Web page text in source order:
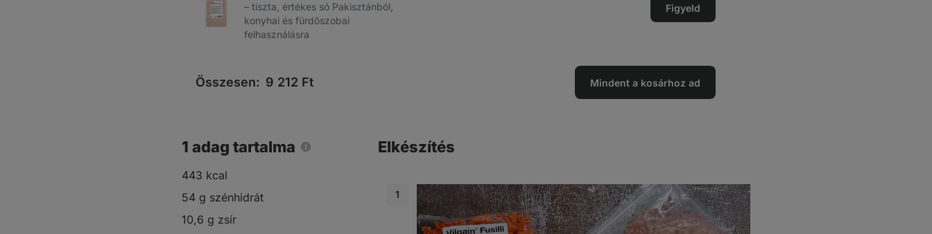
– tiszta, értékes só Pakisztánból,
konyhai és fürdőszobai
felhasználásra
Figyeld
Összesen: 9 212 Ft Mindent a kosárhoz ad
1 adag tartalma
443 kcal
54 g szénhidrát
10,6 g zsír
Elkészítés